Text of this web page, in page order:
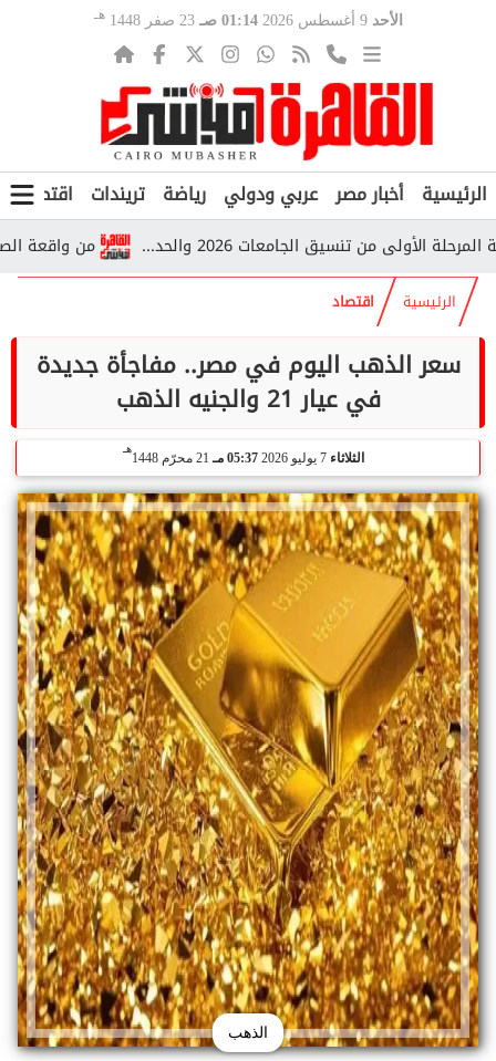
الأحد 9 أغسطس 2026 01:14 صـ 23 صفر 1448 هـ
الرئيسية أخبار مصر عربي ودولي رياضة تريندات اقتصاد
من واقعة الصلاة من تنسيق الجامعات 2026 والحد...
الرئيسية اقتصاد
سعر الذهب اليوم في مصر.. مفاجأة جديدة
في عيار 21 والجنيه الذهب
الثلاثاء 05:37 مـ 21 محرّم 1448
هـ
الذهب